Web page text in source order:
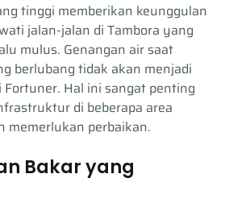
tinggi memberikan keunggulan
jalan-jalan di Tambora yang
mulus. Genangan air saat
berlubang tidak akan menjadi
Fortuner. Hal ini sangat penting
di beberapa area
memerlukan perbaikan.
Bakar yang